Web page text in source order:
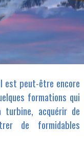
est peut-être encore
formations qui
turbine, acquérir de
de formidables